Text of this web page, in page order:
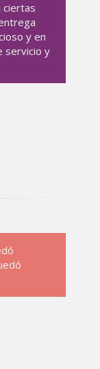
ciertas
y en
servicio y